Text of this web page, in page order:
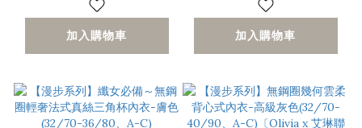
加入購物車 加入購物車